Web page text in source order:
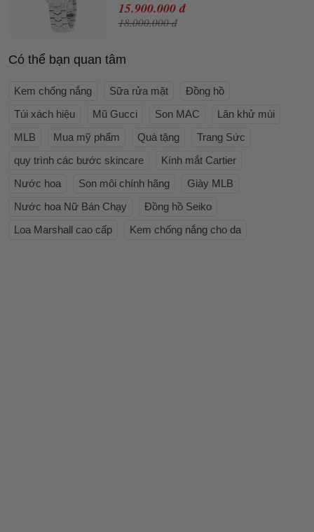
15.900.000 đ
18.000.000 đ
Có thể bạn quan tâm
Kem chống nắng Sữa rửa mặt
Đồng hồ
Túi xách hiệu
Mũ Gucci Son MAC
Lăn khử mùi
MLB
Mua mỹ phẩm Quà tặng
Trang Sức
quy trình các bước skincare
Kính mắt Cartier
Nước hoa
Son môi chính hãng
Giày MLB
Nước hoa Nữ Bán Chạy
Đồng hồ Seiko
Loa Marshall cao cấp
Kem chống nắng cho da